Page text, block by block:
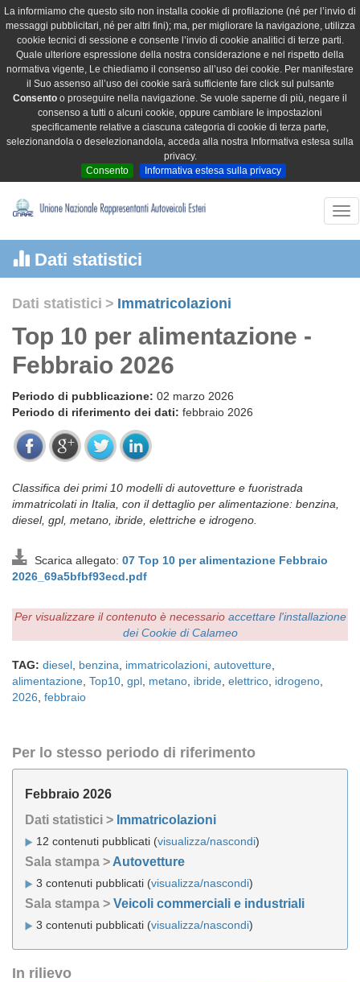
La informiamo che questo sito non installa cookie di profilazione (né per l’invio di
messaggi pubblicitari, né per altri fini); ma, per migliorare la navigazione, utilizza
cookie tecnici di sessione e consente l’invio di cookie analitici di terze parti.
Quale ulteriore espressione della nostra considerazione e nel rispetto della
normativa vigente, Le chiediamo il consenso all’uso dei cookie. Per manifestare
il Suo assenso all’uso dei cookie sarà sufficiente fare click sul pulsante
Consento o proseguire nella navigazione. Se vuole saperne di più, negare il
consenso a tutti o alcuni cookie, oppure cambiare le impostazioni
specificamente relative a ciascuna categoria di cookie di terza parte,
selezionandola o deselezionandola, acceda alla nostra Informativa estesa sulla
privacy.
Consento
Informativa estesa sulla privacy
Dati statistici
Dati statistici > Immatricolazioni
Top 10 per alimentazione -
Febbraio 2026
Periodo di pubblicazione: 02 marzo 2026
Periodo di riferimento dei dati: febbraio 2026
Classifica dei primi 10 modelli di autovetture e fuoristrada
immatricolati in Italia, con il dettaglio per alimentazione: benzina,
diesel, gpl, metano, ibride, elettriche e idrogeno.
Scarica allegato: 07 Top 10 per alimentazione Febbraio
2026_69a5bfbf93ecd.pdf
Per visualizzare il contenuto è necessario accettare l'installazione
dei Cookie di Calameo
TAG: diesel benzina immatricolazioni autovetture
alimentazione Top10 gpl metano ibride elettrico idrogeno
2026 febbraio
Per lo stesso periodo di riferimento
Febbraio 2026
Dati statistici > Immatricolazioni
12 contenuti pubblicati (visualizza/nascondi)
Sala stampa > Autovetture
3 contenuti pubblicati (visualizza/nascondi)
Sala stampa > Veicoli commerciali e industriali
3 contenuti pubblicati (visualizza/nascondi)
In rilievo